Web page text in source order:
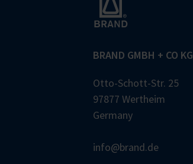
BRAND GMBH + CO KG
Otto-Schott-Str. 25
97877 Wertheim
Germany
info@brand.de